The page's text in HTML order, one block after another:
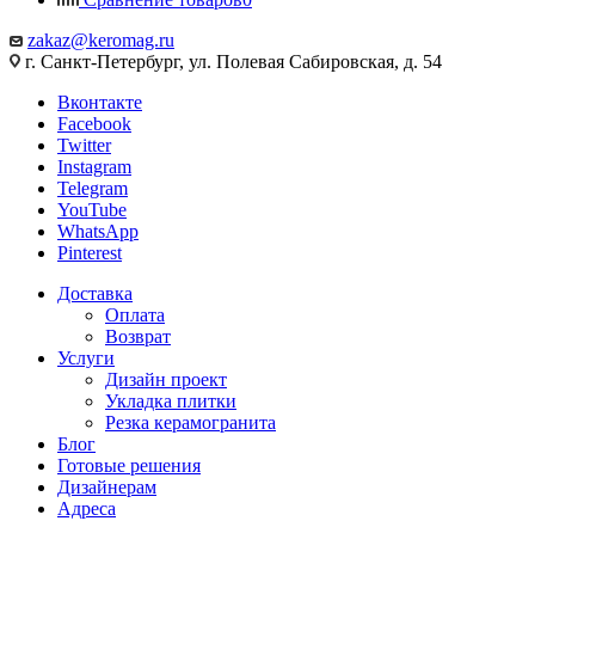
zakaz@keromag.ru
г. Санкт-Петербург, ул. Полевая Сабировская, д. 54
Вконтакте
Facebook
Twitter
Instagram
Telegram
YouTube
WhatsApp
Pinterest
Доставка
Оплата
Возврат
Услуги
Дизайн проект
Укладка плитки
Резка керамогранита
Блог
Готовые решения
Дизайнерам
Адреса